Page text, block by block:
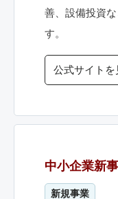
善、設備投資
す。
公式サイトを
中小企業新
新規事業